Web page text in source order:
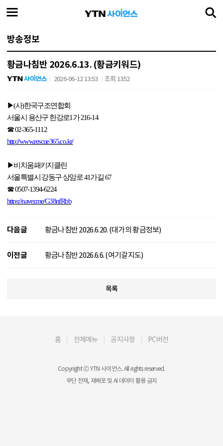
방송정보
황금나침반 2026.6.13. (황금키워드)
2026-06-12 13:53 조회 1352
▶(사)한국구조연합회
서울시 용산구 한강로1가216-14
☎02-365-1112
http://www.rescue365.co.kr/
▶비치움패키지클린
서울특별시 강동구 상암로41가길67
☎0507-1394-6224
https://naver.me/G38nfRbb
다음글 황금나침반 2026.6.20. (대가의 황금정보)
이전글 황금나침반 2026.6.6. (여기갈지도)
목록
홈 전체메뉴 공지사항 PC버전
Copyright Ⓒ YTN 사이언스. All rights reserved.
무단 전재, 재배포 및 AI 데이터 활용 금지